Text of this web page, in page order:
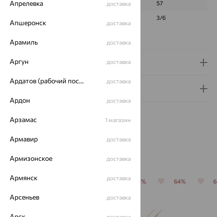
ГРАНЕЙ 57
3/6
Доставка и оплата
Похожие изделия
64% 64% 64% 64%
Апрелевка доставка
Апшеронск доставка
Арамиль доставка
Аргун доставка
Ардатов (рабочий поселок) доставка
Ардон доставка
Арзамас 1 магазин
Армавир доставка
Армизонское доставка
Армянск доставка
Арсеньев доставка